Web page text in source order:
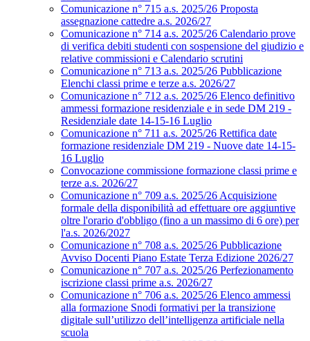
Comunicazione n° 715 a.s. 2025/26 Proposta
assegnazione cattedre a.s. 2026/27
Comunicazione n° 714 a.s. 2025/26 Calendario prove
di verifica debiti studenti con sospensione del giudizio e
relative commissioni e Calendario scrutini
Comunicazione n° 713 a.s. 2025/26 Pubblicazione
Elenchi classi prime e terze a.s. 2026/27
Comunicazione n° 712 a.s. 2025/26 Elenco definitivo
ammessi formazione residenziale e in sede DM 219 -
Residenziale date 14-15-16 Luglio
Comunicazione n° 711 a.s. 2025/26 Rettifica date
formazione residenziale DM 219 - Nuove date 14-15-
16 Luglio
Convocazione commissione formazione classi prime e
terze a.s. 2026/27
Comunicazione n° 709 a.s. 2025/26 Acquisizione
formale della disponibilità ad effettuare ore aggiuntive
oltre l'orario d'obbligo (fino a un massimo di 6 ore) per
l'a.s. 2026/2027
Comunicazione n° 708 a.s. 2025/26 Pubblicazione
Avviso Docenti Piano Estate Terza Edizione 2026/27
Comunicazione n° 707 a.s. 2025/26 Perfezionamento
iscrizione classi prime a.s. 2026/27
Comunicazione n° 706 a.s. 2025/26 Elenco ammessi
alla formazione Snodi formativi per la transizione
digitale sull’utilizzo dell’intelligenza artificiale nella
scuola